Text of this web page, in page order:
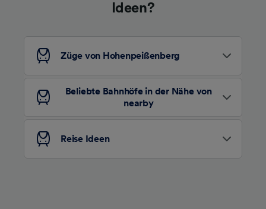
Ideen?
Züge von Hohenpeißenberg
Beliebte Bahnhöfe in der Nähe von
nearby
Reise Ideen
Verwendung genauer Standortdaten.
Personalisierte Werbung und Inhalte, Messung
von Werbeleistung und der Performance von
Inhalten, Zielgruppenforschung sowie
Entwicklung und Verbesserung von
Angeboten.